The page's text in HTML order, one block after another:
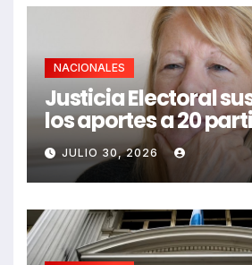
NACIONALES
Justicia Electoral
los aportes a 20
JULIO 30, 2026